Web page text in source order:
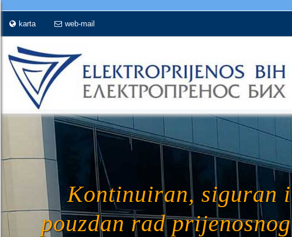
karta web-mail
Kontinuiran, siguran i
pouzdan rad prijenosnog